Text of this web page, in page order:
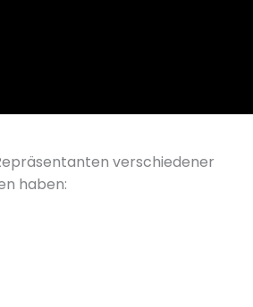
verschiedener
haben: